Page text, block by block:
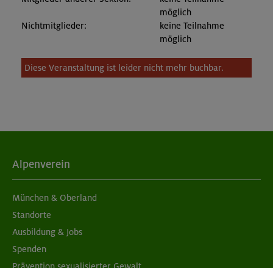
möglich
Nichtmitglieder:
keine Teilnahme
möglich
Diese Veranstaltung ist leider nicht mehr buchbar.
Alpenverein
München & Oberland
Standorte
Ausbildung & Jobs
Spenden